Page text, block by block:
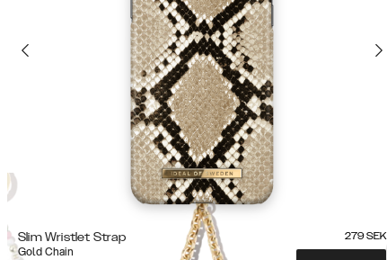
Slim Wristlet Strap
Gold Chain
279 SEK